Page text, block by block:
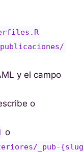
publicaciones/
y el campo
o
o
_pub-